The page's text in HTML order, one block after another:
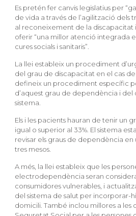
Es pretén fer canvis legislatius per
de vida a través de l’agilització dels
al reconeixement de la discapacitat
oferir “una millor atenció integrada
cures socials i sanitaris”.
La llei estableix un procediment
del grau de discapacitat en el cas de
defineix un procediment específic
d’aquest grau de dependència i del
sistema.
Els i les pacients hauran de tenir un
igual o superior al 33%. El sistema
revisar els graus de dependència
tres mesos.
A més, la llei estableix que les
electrodependència seran
consumidores vulnerables, i
del sistema de salut per incorporar-
domicili. També inclou millores a les